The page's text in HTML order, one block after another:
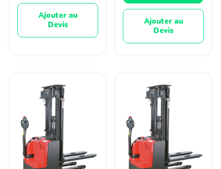
Ajouter au
Devis
Ajouter au
Devis